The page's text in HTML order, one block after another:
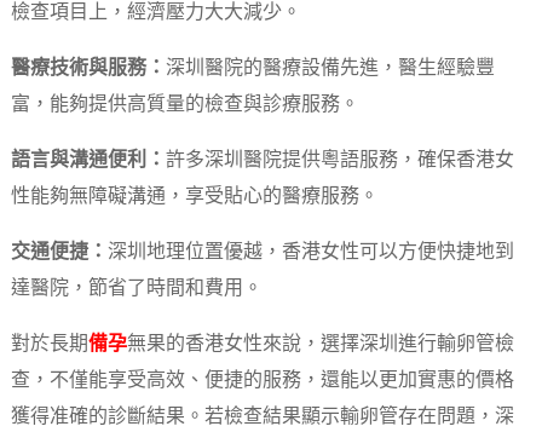
檢查項目上，經濟壓力大大減少。
醫療技術與服務： 深圳醫院的醫療設備先進，醫生經驗豐
富，能夠提供高質量的檢查與診療服務。
語言與溝通便利： 許多深圳醫院提供粵語服務，確保香港女
性能夠無障礙溝通，享受貼心的醫療服務。
交通便捷： 深圳地理位置優越，香港女性可以方便快捷地到
達醫院，節省了時間和費用。
對於長期備孕無果的香港女性來說，選擇深圳進行輸卵管檢
查，不僅能享受高效、便捷的服務，還能以更加實惠的價格
獲得准確的診斷結果。若檢查結果顯示輸卵管存在問題，深